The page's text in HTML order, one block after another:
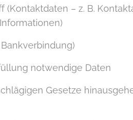
– z. B.
notwendige Daten
Gesetze